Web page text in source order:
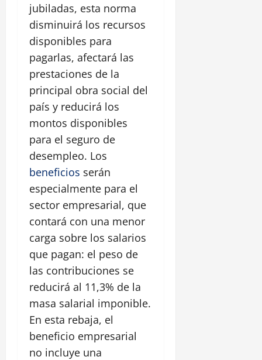
jubiladas, esta norma
disminuirá los recursos
disponibles para
pagarlas, afectará las
prestaciones de la
principal obra social del
país y reducirá los
montos disponibles
para el seguro de
desempleo. Los
beneficios serán
especialmente para el
sector empresarial, que
contará con una menor
carga sobre los salarios
que pagan: el peso de
las contribuciones se
reducirá al 11,3% de la
masa salarial imponible.
En esta rebaja, el
beneficio empresarial
no incluye una